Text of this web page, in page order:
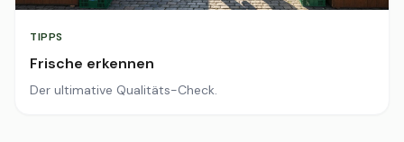
TIPPS
Frische erkennen
Der ultimative Qualitäts-Check.